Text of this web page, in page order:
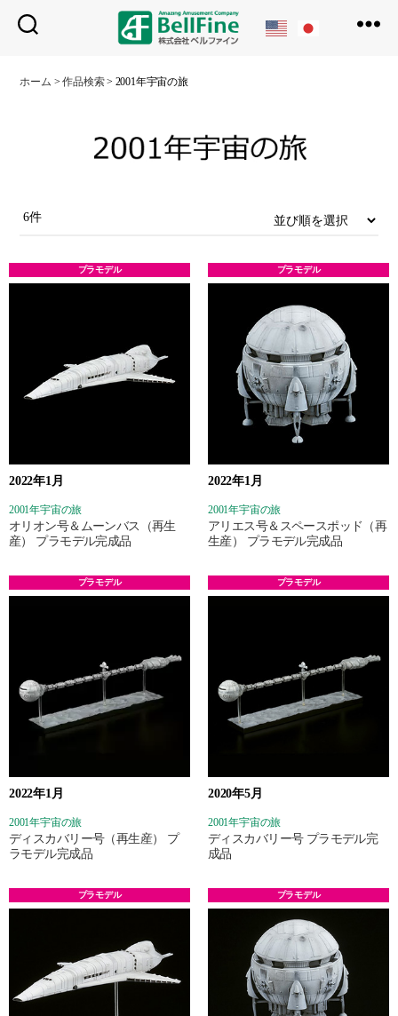
フ
ホーム >作品検索> 2001年宇宙の旅
6件
プラモデル
2022年1月
2001年宇宙の旅
オリオン号＆ムーンバス（再生
産） プラモデル完成品
プラモデル
2022年1月
2001年宇宙の旅
アリエス号＆スペースポッド（再
生産） プラモデル完成品
プラモデル
2022年1月
2001年宇宙の旅
ディスカバリー号（再生産） プ
ラモデル完成品
プラモデル
2020年5月
2001年宇宙の旅
ディスカバリー号 プラモデル完
成品
プラモデル プラモデル